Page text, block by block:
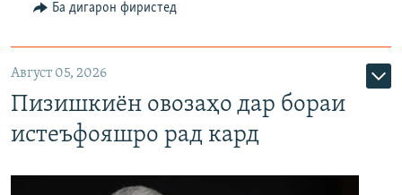
Ба дигарон фиристед
Август 05, 2026
Пизишкиён овозаҳо дар бораи
истеъфояшро рад кард